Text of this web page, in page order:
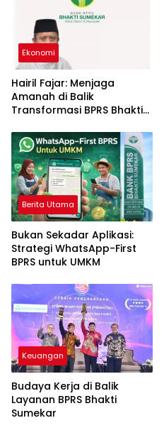
Ekonomi
Hairil Fajar: Menjaga
Amanah di Balik
Transformasi BPRS Bhakti
Berita Utama
Bukan Sekadar Aplikasi:
Strategi WhatsApp-First
BPRS untuk UMKM
Keuangan
Budaya Kerja di Balik
Layanan BPRS Bhakti
Sumekar